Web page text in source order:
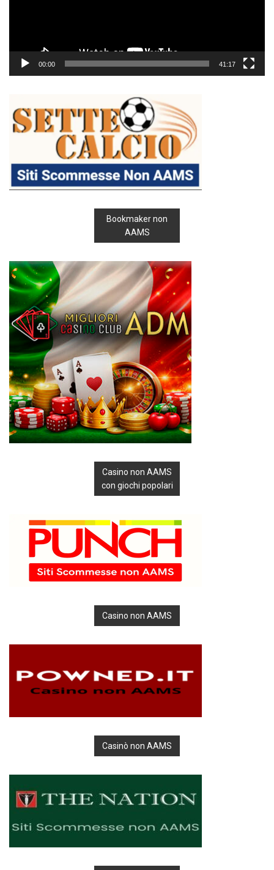
00:00 41:17
Bookmaker non
AAMS
Casino non AAMS
con giochi popolari
Casino non AAMS
Casinò non AAMS